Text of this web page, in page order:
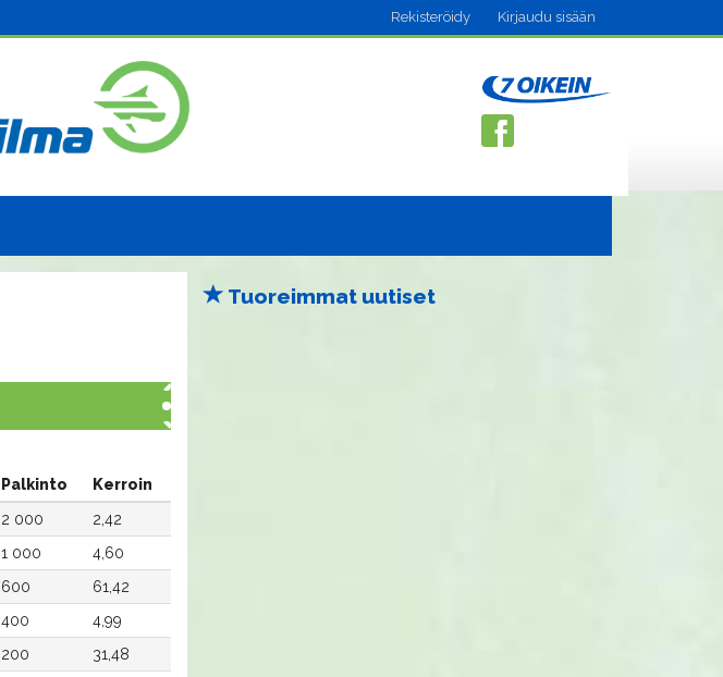
Rekisteröidy Kirjaudu sisään
Palkinto
Kerroin
2 000
2,42
1 000
4,60
600
61,42
400
4,99
200
31,48
Tuoreimmat uutiset